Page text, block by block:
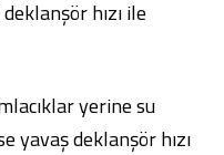
hızı ile
yerine su
yavaş deklanşör hızı